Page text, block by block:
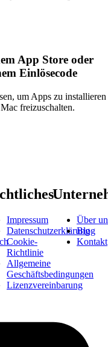
App Store oder
Einlösecode
um Apps zu installieren
freizuschalten.
Impressum
Datenschutzerklärung
Cookie-
Richtlinie
Allgemeine
Geschäftsbedingungen
Lizenzvereinbarung
Über
Blog
Kontakt